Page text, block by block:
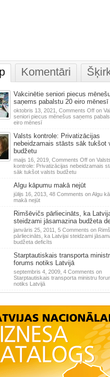
Komentāri
Vakcinētie seniori piecus
saņems pabalstu 20 eiro mēnesī
oktobris 13, 2021, Comments Offon
seniori piecus mēnešus saņems
eiro mēnesī
Valsts kontrole: Privatizācijas
nebeidzamais stāsts sāk tukšot
budžetu
maijs 16, 2019, Comments Offon Valsts
kontrole: Privatizācijas nebeidzamais
sāk tukšot valsts budžetu
Algu kāpumu makā nejūt
jūlijs 16, 2013, 48 Comments on Algu
makā nejūt
Rimšēvičs pārliecināts, ka
steidzami jāsamazina budžeta
janvāris 25, 2011, 5 Comments on
pārliecināts, ka Latvijai steidzami
budžeta deficīts
Starptautiskais transporta
forums notiks Latvijā
septembris 4, 2009, 4 Comments on
Starptautiskais transporta ministru
notiks Latvijā